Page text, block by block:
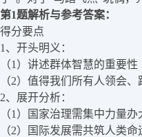
第1题解析与参考答案：
得分要点
1、开头明义：
（1）讲述群体智慧的重要性
（2）值得我们所有人领会、
2、展开分析：
（1）国家治理需集中力量办
（2）国际发展需共筑人类